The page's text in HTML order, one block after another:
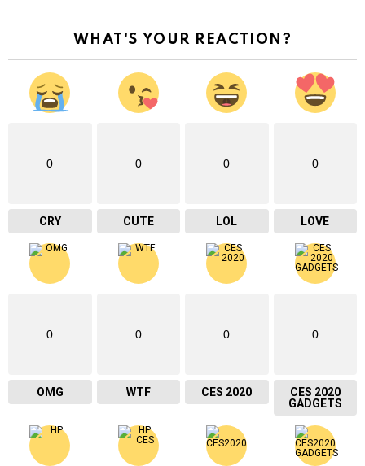
WHAT'S YOUR REACTION?
0
CRY
0
CUTE
0
LOL
0
LOVE
0
OMG
0
WTF
0
CES 2020
0
CES 2020
GADGETS